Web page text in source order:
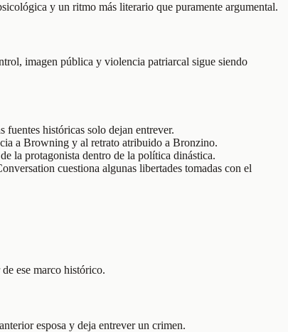
y un ritmo más literario que puramente argumental.
imagen pública y violencia patriarcal sigue siendo
históricas solo dejan entrever.
a Browning y al retrato atribuido a Bronzino.
la protagonista dentro de la política dinástica.
cuestiona algunas libertades tomadas con el
ese marco histórico.
esposa y deja entrever un crimen.